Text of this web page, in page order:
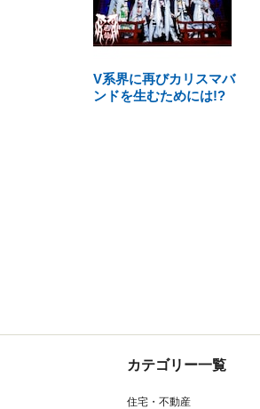
V系界に再びカリスマバ
ンドを生むためには!?
カテゴリー一覧
住宅・不動産